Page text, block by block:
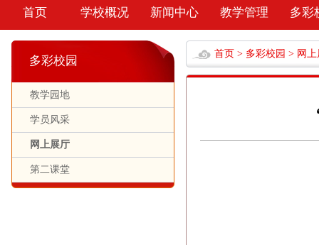
首页 学校概况 新闻中心 教学管理 多彩
多彩校园
教学园地
学员风采
网上展厅
第二课堂
首页 > 多彩校园 > 网